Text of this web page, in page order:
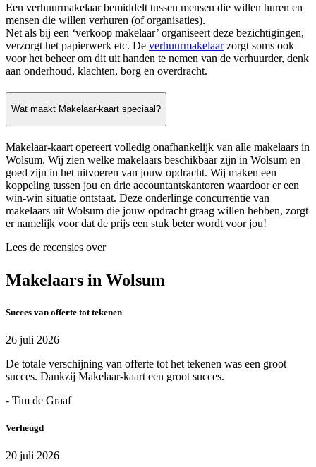
Een verhuurmakelaar bemiddelt tussen mensen die willen huren en
mensen die willen verhuren (of organisaties).
Net als bij een ‘verkoop makelaar’ organiseert deze bezichtigingen,
verzorgt het papierwerk etc. De verhuurmakelaarzorgt soms ook
voor het beheer om dit uit handen te nemen van de verhuurder, denk
aan onderhoud, klachten, borg en overdracht.
Wat maakt Makelaar-kaart speciaal?
Makelaar-kaart opereert volledig onafhankelijk van alle makelaars in
Wolsum. Wij zien welke makelaars beschikbaar zijn in Wolsum en
goed zijn in het uitvoeren van jouw opdracht. Wij maken een
koppeling tussen jou en drie accountantskantoren waardoor er een
win-win situatie ontstaat. Deze onderlinge concurrentie van
makelaars uit Wolsum die jouw opdracht graag willen hebben, zorgt
er namelijk voor dat de prijs een stuk beter wordt voor jou!
Lees de recensies over
Makelaars in Wolsum
Succes van offerte tot tekenen
26 juli 2026
De totale verschijning van offerte tot het tekenen was een groot
succes. Dankzij Makelaar-kaart een groot succes.
- Tim de Graaf
Verheugd
20 juli 2026